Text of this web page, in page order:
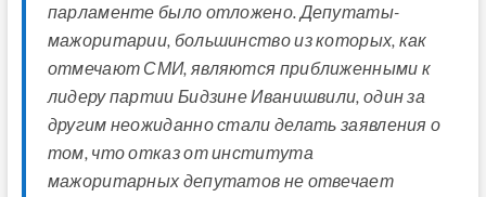
парламенте было отложено. Депутаты-
мажоритарии, большинство из которых, как
отмечают СМИ, являются приближенными к
лидеру партии Бидзине Иванишвили, один за
другим неожиданно стали делать заявления о
том, что отказ от института
мажоритарных депутатов не отвечает